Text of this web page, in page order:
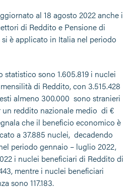
al 18 agosto 2022 anche i
di Reddito e Pensione di
è applicato in Italia nel periodo
statistico sono 1.605.819 i nuclei
di Reddito, con 3.515.428
almeno 300.000 sono stranieri
reddito nazionale medio di €
che il beneficio economico è
a 37.885 nuclei, decadendo
periodo gennaio – luglio 2022,
i nuclei beneficiari di Reddito di
mentre i nuclei beneficiari
sono 117.183.